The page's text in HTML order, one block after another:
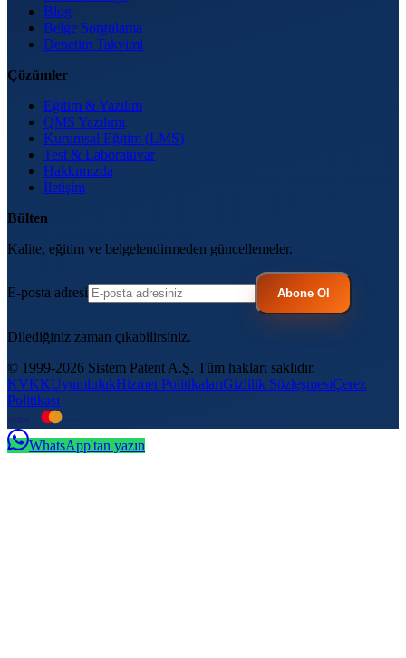
Blog
Belge Sorgulama
Denetim Takvimi
Çözümler
Eğitim & Yazılım
QMS Yazılımı
Kurumsal Eğitim (LMS)
Test & Laboratuvar
Hakkımızda
İletişim
Bülten
Kalite, eğitim ve belgelendirmeden güncellemeler.
E-posta adresi Abone Ol
Dilediğiniz zaman çıkabilirsiniz.
© 1999-2026 Sistem Patent A.Ş. Tüm hakları saklıdır.
KVKKUyumlulukHizmet PolitikalarıGizlilik SözleşmesiÇerez
Politikası
WhatsApp'tan yazın